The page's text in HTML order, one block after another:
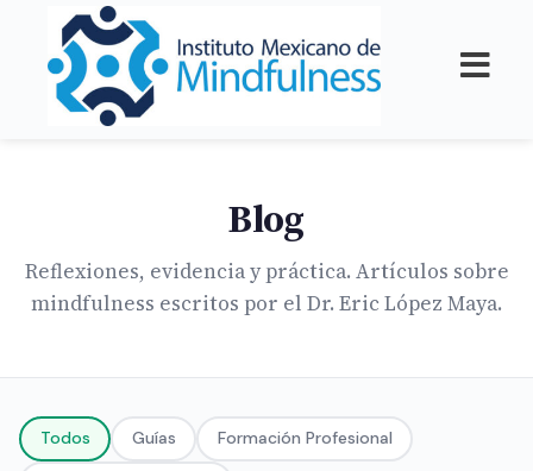
Blog
Reflexiones, evidencia y práctica. Artículos sobre
mindfulness escritos por el Dr. Eric López Maya.
Todos Guías Formación Profesional